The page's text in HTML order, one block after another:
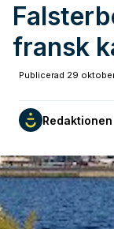
fransk
Publicerad 29
Redaktionen